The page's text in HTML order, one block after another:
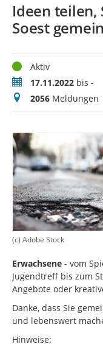
Ideen teilen,
Soest
StatusAktiv
Zeitraum17.11.2022 bis -
Meldungen
2056 Meldungen
(c) Adobe Stock
Erwachsene - vom
Jugendtreff bis zum
Angebote oder
Danke, dass Sie
und lebenswert
Hinweise: